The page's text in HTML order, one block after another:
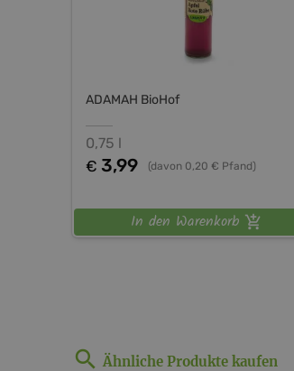
ADAMAH BioHof
0,75 l
€ 3,99 (davon 0,20 € Pfand)
In den Warenkorb
Ähnliche Produkte kaufen